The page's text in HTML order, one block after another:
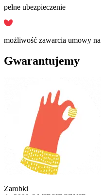
pełne ubezpieczenie
możliwość zawarcia umowy
Gwarantujemy
Zarobki